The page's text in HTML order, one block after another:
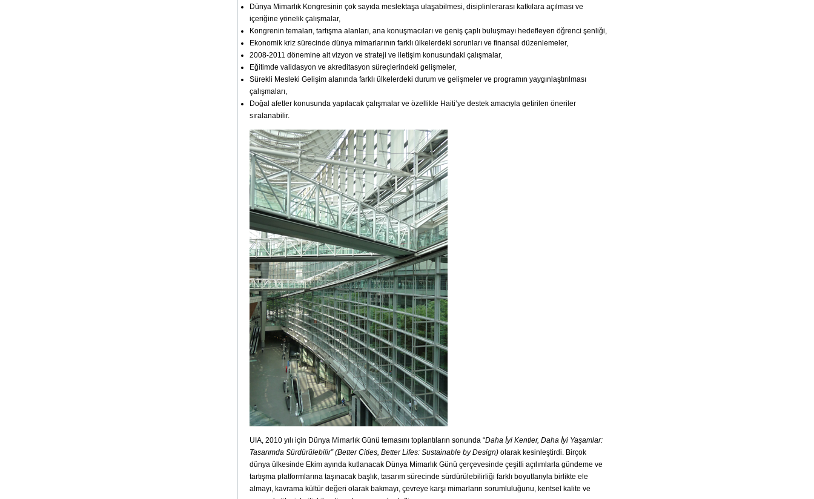
Dünya Mimarlık Kongresinin çok sayıda meslektaşa ulaşabilmesi, disiplinlerarası katkılara açılması ve
içeriğine yönelik çalışmalar,
Kongrenin temaları, tartışma alanları, ana konuşmacıları ve geniş çaplı buluşmayı hedefleyen öğrenci şenliği,
Ekonomik kriz sürecinde dünya mimarlarının farklı ülkelerdeki sorunları ve finansal düzenlemeler,
2008-2011 dönemine ait vizyon ve strateji ve iletişim konusundaki çalışmalar,
Eğitimde validasyon ve akreditasyon süreçlerindeki gelişmeler,
Sürekli Mesleki Gelişim alanında farklı ülkelerdeki durum ve gelişmeler ve programın yaygınlaştırılması
çalışmaları,
Doğal afetler konusunda yapılacak çalışmalar ve özellikle Haiti’ye destek amacıyla getirilen öneriler
sıralanabilir.
UIA, 2010 yılı için Dünya Mimarlık Günü temasını toplantıların sonunda “Daha İyi Kentler, Daha İyi Yaşamlar:
Tasarımda Sürdürülebilir” (Better Cities, Better Lifes: Sustainable by Design) olarak kesinleştirdi. Birçok
dünya ülkesinde Ekim ayında kutlanacak Dünya Mimarlık Günü çerçevesinde çeşitli açılımlarla gündeme ve
tartışma platformlarına taşınacak başlık, tasarım sürecinde sürdürülebilirliği farklı boyutlarıyla birlikte ele
almayı, kavrama kültür değeri olarak bakmayı, çevreye karşı mimarların sorumluluğunu, kentsel kalite ve